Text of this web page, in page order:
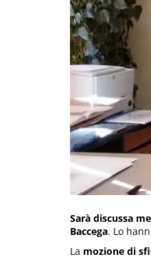
Sarà discussa
Baccega. Lo
La mozione di